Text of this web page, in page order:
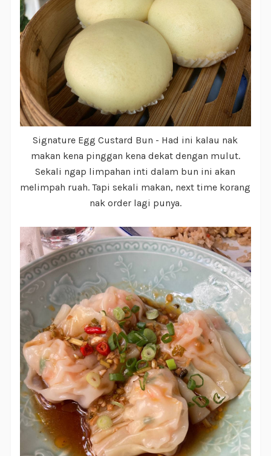
Signature Egg Custard Bun - Had ini kalau nak
makan kena pinggan kena dekat dengan mulut.
Sekali ngap limpahan inti dalam bun ini akan
melimpah ruah. Tapi sekali makan, next time korang
nak order lagi punya.